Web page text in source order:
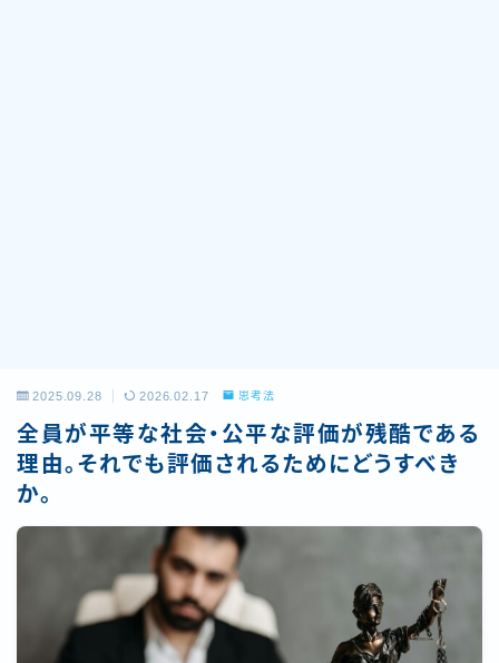
2025.09.28 2026.02.17 思考法
全員が平等な社会・公平な評価が残酷である
理由。それでも評価されるためにどうすべき
か。